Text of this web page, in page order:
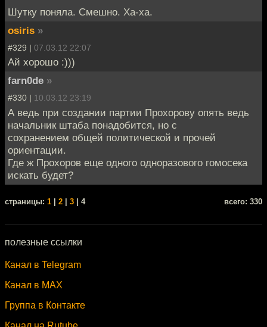
Шутку поняла. Смешно. Ха-ха.
osiris »
#329 | 07.03.12 22:07
Ай хорошо :)))
farn0de »
#330 | 10.03.12 23:19
А ведь при создании партии Прохорову опять ведь
начальник штаба понадобится, но с
сохранением общей политической и прочей
ориентации.
Где ж Прохоров еще одного одноразового гомосека
искать будет?
cтраницы: 1 | 2 | 3 | 4 всего: 330
полезные ссылки
Канал в Telegram
Канал в MAX
Группа в Контакте